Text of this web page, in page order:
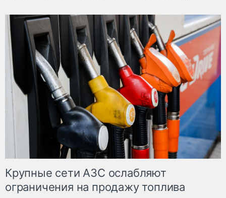
Крупные сети АЗС ослабляют
ограничения на продажу топлива